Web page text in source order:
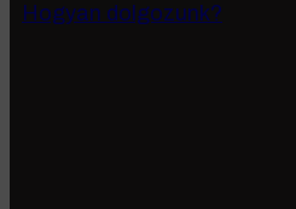
Hogyan dolgozunk?